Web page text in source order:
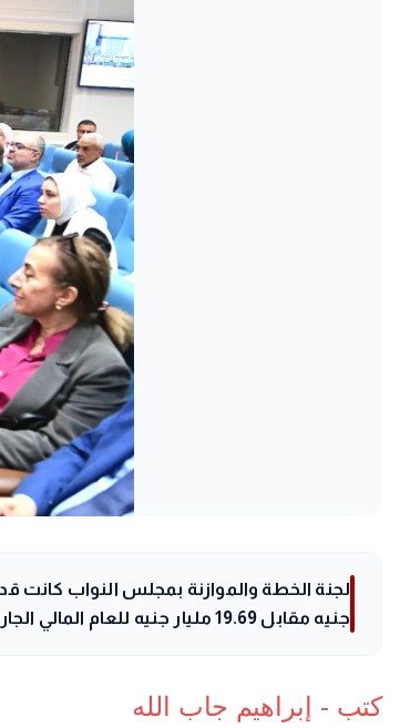
جنيه مقابل 19.69 مليار جنيه للعام المالي الجاري.
كتب - إبراهيم جاب الله